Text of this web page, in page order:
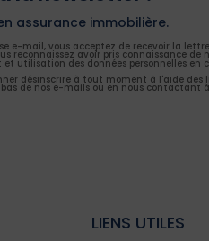
assurance immobilière.
e-mail, vous acceptez de recevoir la
reconnaissez avoir pris connaissance
utilisation des données personnelles en
désinscrire à tout moment à l'aide des
de nos e-mails ou en nous contactant
LIENS UTILES